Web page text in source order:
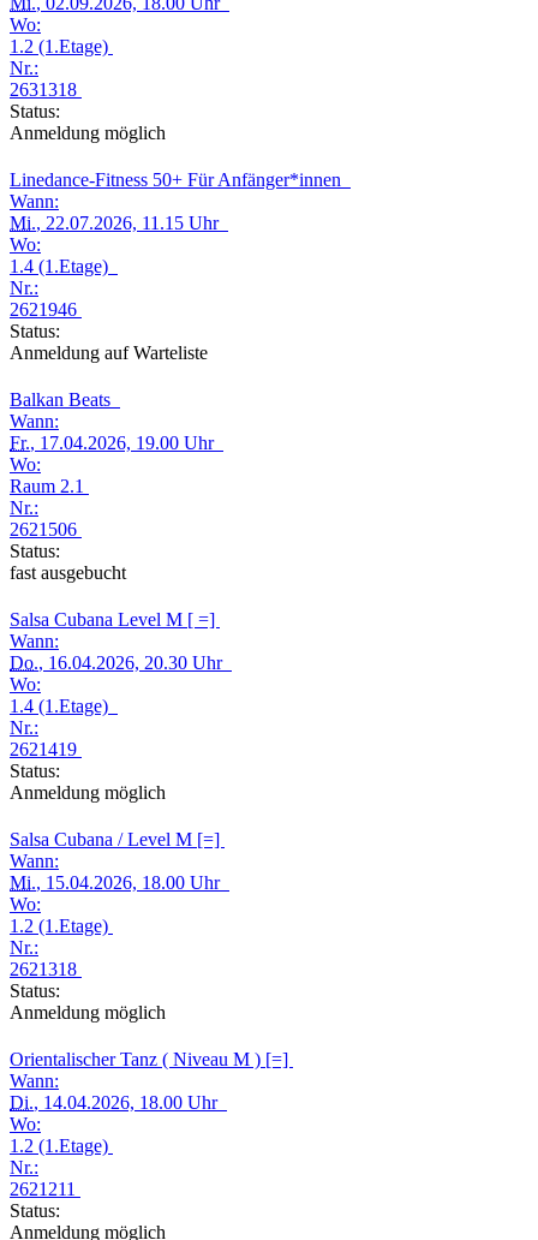
Wo:
1.2 (1.Etage)
Nr.:
2631318
Status:
Anmeldung möglich
Linedance-Fitness 50+ Für Anfänger*innen
Wann:
Mi., 22.07.2026, 11.15 Uhr
Wo:
1.4 (1.Etage)
Nr.:
2621946
Status:
Anmeldung auf Warteliste
Balkan Beats
Wann:
Fr., 17.04.2026, 19.00 Uhr
Wo:
Raum 2.1
Nr.:
2621506
Status:
fast ausgebucht
Salsa Cubana Level M [ =]
Wann:
Do., 16.04.2026, 20.30 Uhr
Wo:
1.4 (1.Etage)
Nr.:
2621419
Status:
Anmeldung möglich
Salsa Cubana / Level M [=]
Wann:
Mi., 15.04.2026, 18.00 Uhr
Wo:
1.2 (1.Etage)
Nr.:
2621318
Status:
Anmeldung möglich
Orientalischer Tanz ( Niveau M ) [=]
Wann:
Di., 14.04.2026, 18.00 Uhr
Wo:
1.2 (1.Etage)
Nr.:
2621211
Status:
Anmeldung möglich